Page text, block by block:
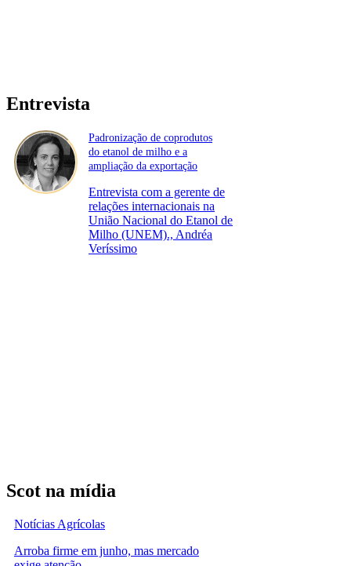
Entrevista
Padronização de coprodutos
do etanol de milho e a
ampliação da exportação
Entrevista com a gerente de
relações internacionais na
União Nacional do Etanol de
Milho (UNEM)., Andréa
Veríssimo
Scot na mídia
Notícias Agrícolas
Arroba firme em junho, mas mercado